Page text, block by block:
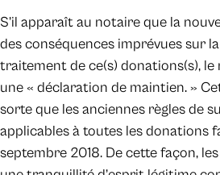
S’il apparaît au notaire que la
des conséquences imprévues sur
traitement de ce(s) donations(s),
une « déclaration de maintien. »
sorte que les anciennes règles de
applicables à toutes les donations
septembre 2018. De cette façon,